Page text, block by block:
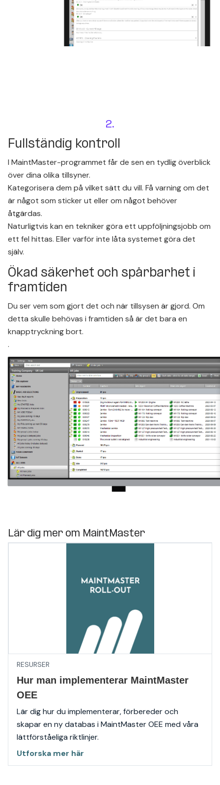
2.
Fullständig kontroll
I MaintMaster-programmet får de sen en tydlig överblick
över dina olika tillsyner.
Kategorisera dem på vilket sätt du vill. Få varning om det
är något som sticker ut eller om något behöver
åtgärdas.
Naturligtvis kan en tekniker göra ett uppföljningsjobb om
ett fel hittas. Eller varför inte låta systemet göra det
själv.
Ökad säkerhet och spårbarhet i
framtiden
Du ser vem som gjort det och när tillsysen är gjord. Om
detta skulle behövas i framtiden så är det bara en
knapptryckning bort.
.
Lär dig mer om MaintMaster
RESURSER
Hur man implementerar MaintMaster
OEE
Lär dig hur du implementerar, förbereder och
skapar en ny databas i MaintMaster OEE med våra
lättförståeliga riktlinjer.
Utforska mer här